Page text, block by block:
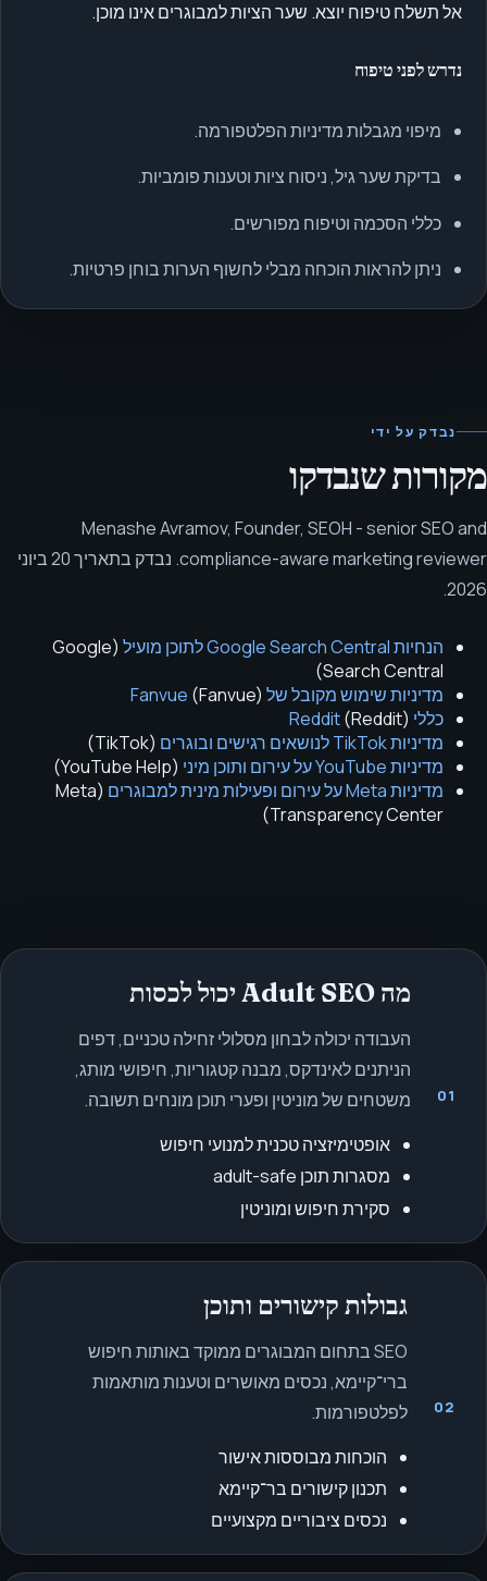
אל תשלח טיפוח יוצא. שער הציות למבוגרים אינו מוכן.
נדרש לפני טיפוח
מיפוי מגבלות מדיניות הפלטפורמה.
בדיקת שער גיל, ניסוח ציות וטענות פומביות.
כללי הסכמה וטיפוח מפורשים.
ניתן להראות הוכחה מבלי לחשוף הערות בוחן פרטיות.
נבדק על ידי
מקורות שנבדקו
Menashe Avramov, Founder, SEOH - senior SEO and
compliance-aware marketing reviewer
. נבדק בתאריך
20 ביוני
2026
.
הנחיות Google Search Central לתוכן מועיל (
Google
Search Central
)
מדיניות שימוש מקובל של Fanvue
(Fanvue)
כללי Reddit
(Reddit)
מדיניות TikTok לנושאים רגישים ובוגרים
(
TikTok
)
מדיניות YouTube על עירום ותוכן מיני
(
YouTube Help
)
מדיניות Meta על עירום ופעילות מינית למבוגרים
(
Meta
Transparency Center
)
01
מה Adult SEO יכול לכסות
העבודה יכולה לבחון מסלולי זחילה טכניים, דפים
הניתנים לאינדקס, מבנה קטגוריות, חיפושי מותג,
משטחים של מוניטין ופערי תוכן מונחים תשובה.
אופטימיזציה טכנית למנועי חיפוש
מסגרות תוכן adult-safe
סקירת חיפוש ומוניטין
02
גבולות קישורים ותוכן
SEO בתחום המבוגרים ממוקד באותות חיפוש
ברי־קיימא, נכסים מאושרים וטענות מותאמות
לפלטפורמות.
הוכחות מבוססות אישור
תכנון קישורים בר־קיימא
נכסים ציבוריים מקצועיים